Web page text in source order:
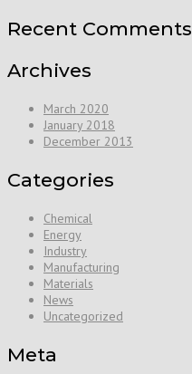
Recent Comments
Archives
March 2020
January 2018
December 2013
Categories
Chemical
Energy
Industry
Manufacturing
Materials
News
Uncategorized
Meta